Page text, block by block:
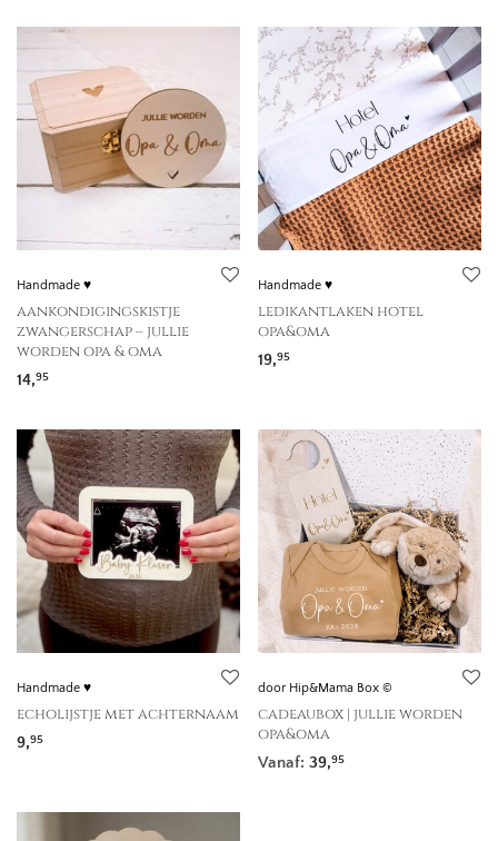
Handmade ♥
aankondigingskistje
zwangerschap – jullie
worden opa & oma
14,95
Handmade ♥
ledikantlaken hotel
opa&oma
19,95
Handmade ♥
echolijstje met achternaam
9,95
door Hip&Mama Box ©
cadeaubox | jullie worden
opa&oma
Vanaf: 39,95